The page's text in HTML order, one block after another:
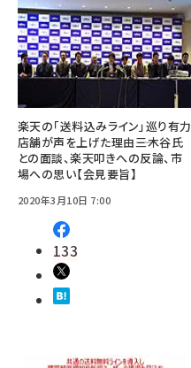
楽天の「送料込みライン」巡り有力
店舗が声を上げた理由――三木谷氏
との面談、楽天叩きへの反論、市
場への思い【会見要旨】
2020年3月10日 7:00
133